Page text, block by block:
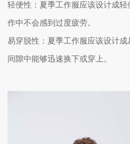
轻便性：夏季工作服应该设计成
作中不会感到过度疲劳。
易穿脱性：夏季工作服应该设计
间隙中能够迅速换下或穿上。